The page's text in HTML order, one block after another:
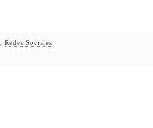
Redes Sociales